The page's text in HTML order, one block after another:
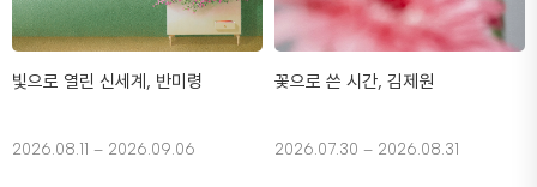
빛으로 열린 신세계, 반미령
2026.08.11 – 2026.09.06
꽃으로 쓴 시간, 김제원
2026.07.30 – 2026.08.31